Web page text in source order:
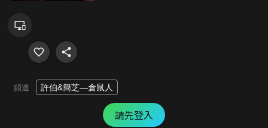
頻道 許伯&簡芝—倉鼠人
請先登入